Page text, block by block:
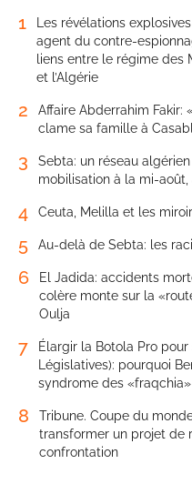
1
Les révélations
agent du contre-
liens entre le régime des
et l’Algérie
2
Affaire Abderrahim Fakir:
clame sa famille à
3
Sebta: un réseau
mobilisation à la mi-
4 Ceuta, Melilla et les
5 Au-delà de Sebta: les
6
El Jadida: accidents
colère monte sur la
Oulja
7
Élargir la Botola Pro
Législatives): pourquoi
syndrome des «fraqchia»
8
Tribune. Coupe du
transformer un projet de
confrontation